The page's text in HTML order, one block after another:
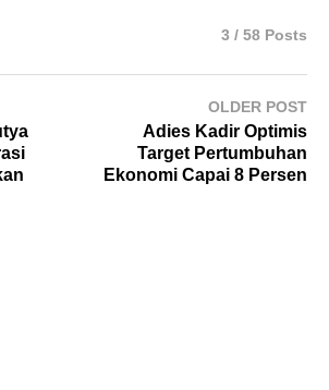
3 / 58 Posts
OLDER POST
Adies Kadir Optimis
Target Pertumbuhan
Ekonomi Capai 8 Persen